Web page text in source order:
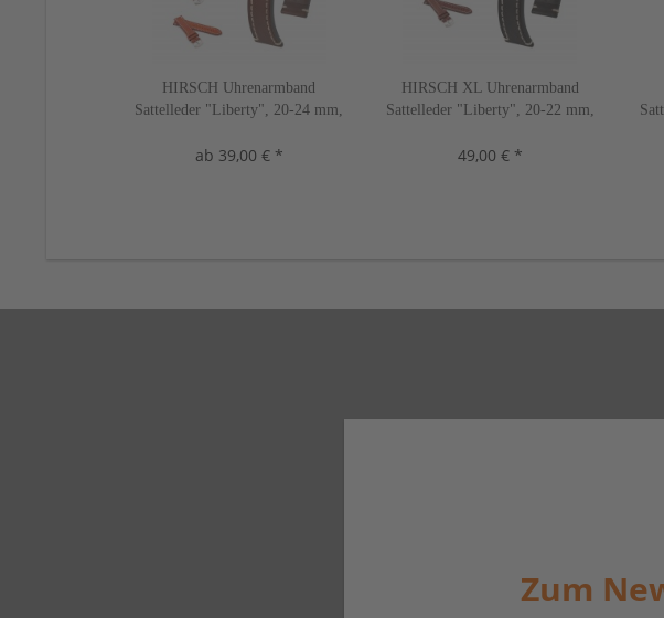
HIRSCH Uhrenarmband
Sattelleder "Liberty", 20-24 mm,
ab 39,00 € *
HIRSCH XL Uhrenarmband
Sattelleder "Liberty", 20-22 mm,
49,00 € *
Zum